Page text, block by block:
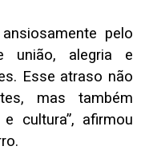
pelo
união, alegria e
Esse atraso não
mas também
cultura”, afirmou